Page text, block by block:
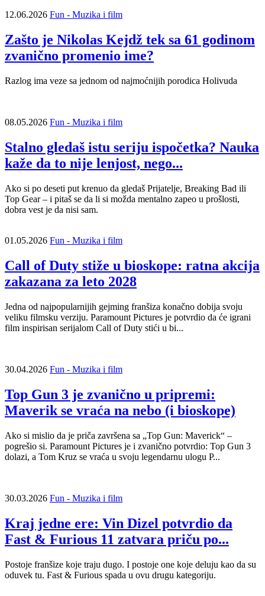
12.06.2026 Fun - Muzika i film
Zašto je Nikolas Kejdž tek sa 61 godinom
zvanično promenio ime?
Razlog ima veze sa jednom od najmoćnijih porodica Holivuda
08.05.2026 Fun - Muzika i film
Stalno gledaš istu seriju ispočetka? Nauka
kaže da to nije lenjost, nego...
Ako si po deseti put krenuo da gledaš Prijatelje, Breaking Bad ili
Top Gear – i pitaš se da li si možda mentalno zapeo u prošlosti,
dobra vest je da nisi sam.
01.05.2026 Fun - Muzika i film
Call of Duty stiže u bioskope: ratna akcija
zakazana za leto 2028
Jedna od najpopularnijih gejming franšiza konačno dobija svoju
veliku filmsku verziju. Paramount Pictures je potvrdio da će igrani
film inspirisan serijalom Call of Duty stići u bi...
30.04.2026 Fun - Muzika i film
Top Gun 3 je zvanično u pripremi:
Maverik se vraća na nebo (i bioskope)
Ako si mislio da je priča završena sa „Top Gun: Maverick“ –
pogrešio si. Paramount Pictures je i zvanično potvrdio: Top Gun 3
dolazi, a Tom Kruz se vraća u svoju legendarnu ulogu P...
30.03.2026 Fun - Muzika i film
Kraj jedne ere: Vin Dizel potvrdio da
Fast & Furious 11 zatvara priču po...
Postoje franšize koje traju dugo. I postoje one koje deluju kao da su
oduvek tu. Fast & Furious spada u ovu drugu kategoriju.